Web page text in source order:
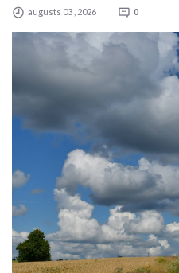
augusts 03 , 2026 0